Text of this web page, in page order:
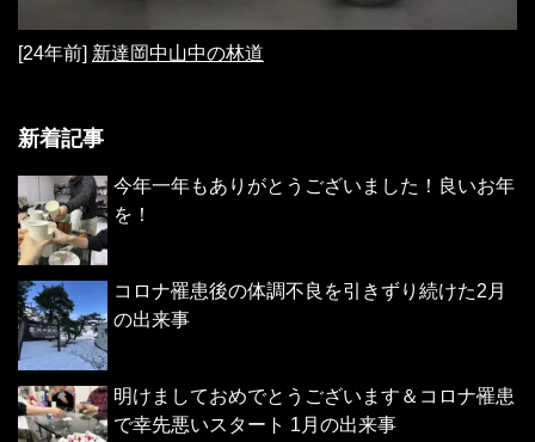
[24年前] 新達岡中山中の林道
新着記事
今年一年もありがとうございました！良いお年
を！
コロナ罹患後の体調不良を引きずり続けた2月
の出来事
明けましておめでとうございます＆コロナ罹患
で幸先悪いスタート 1月の出来事